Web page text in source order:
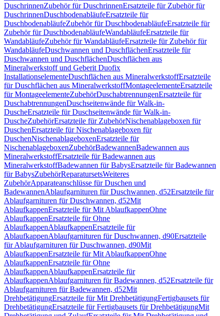
DuschrinnenZubehör für DuschrinnenErsatzteile für Zubehör für
DuschrinnenDuschbodenabläufeErsatzteile für
DuschbodenabläufeZubehör für DuschbodenabläufeErsatzteile für
Zubehör für DuschbodenabläufeWandabläufeErsatzteile für
WandabläufeZubehör für WandabläufeErsatzteile für Zubehör für
WandabläufeDuschwannen und DuschflächenErsatzteile für
Duschwannen und DuschflächenDuschflächen aus
Mineralwerkstoff und Geberit Duofix
InstallationselementeDuschflächen aus MineralwerkstoffErsatzteile
für Duschflächen aus MineralwerkstoffMontageelementeErsatzteile
für MontageelementeZubehörDuschabtrennungenErsatzteile für
DuschabtrennungenDuschseitenwände für Walk-in-
DuscheErsatzteile für Duschseitenwände für Walk-in-
DuscheZubehörErsatzteile für ZubehörNischenablageboxen für
DuschenErsatzteile für Nischenablageboxen für
DuschenNischenablageboxenErsatzteile für
NischenablageboxenZubehörBadewannenBadewannen aus
MineralwerkstoffErsatzteile für Badewannen aus
MineralwerkstoffBadewannen für BabysErsatzteile für Badewannen
für BabysZubehörReparatursetsWeiteres
ZubehörApparateanschlüsse für Duschen und
BadewannenAblaufgarnituren für Duschwannen, d52Ersatzteile für
Ablaufgarnituren für Duschwannen, d52Mit
AblaufkappenErsatzteile für Mit AblaufkappenOhne
AblaufkappenErsatzteile für Ohne
AblaufkappenAblaufkappenErsatzteile für
AblaufkappenAblaufgarnituren für Duschwannen, d90Ersatzteile
für Ablaufgarnituren für Duschwannen, d90Mit
AblaufkappenErsatzteile für Mit AblaufkappenOhne
AblaufkappenErsatzteile für Ohne
AblaufkappenAblaufkappenErsatzteile für
AblaufkappenAblaufgarnituren für Badewannen, d52Ersatzteile für
Ablaufgarnituren für Badewannen, d52Mit
DrehbetätigungErsatzteile für Mit DrehbetätigungFertigbausets für
DrehbetätigungErsatzteile für Fertigbausets für DrehbetätigungMit